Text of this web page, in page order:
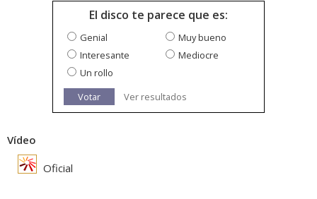
El disco te parece que es:
Genial
Muy bueno
Interesante
Mediocre
Un rollo
Votar
Ver resultados
Vídeo
Oficial